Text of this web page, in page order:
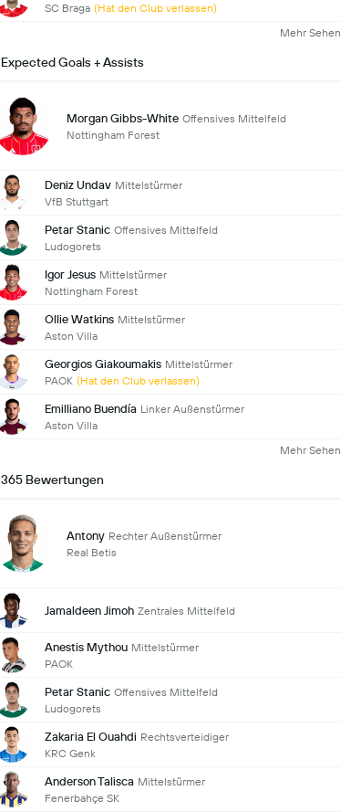
SC Braga (Hat den Club verlassen)
Mehr Sehen
Expected Goals + Assists
Morgan Gibbs-White Offensives Mittelfeld
Nottingham Forest
Deniz Undav Mittelstürmer
VfB Stuttgart
Petar Stanic Offensives Mittelfeld
Ludogorets
Igor Jesus Mittelstürmer
Nottingham Forest
Ollie Watkins Mittelstürmer
Aston Villa
Georgios Giakoumakis Mittelstürmer
PAOK (Hat den Club verlassen)
Emilliano Buendía Linker Außenstürmer
Aston Villa
Mehr Sehen
365 Bewertungen
Antony Rechter Außenstürmer
Real Betis
Jamaldeen Jimoh Zentrales Mittelfeld
Anestis Mythou Mittelstürmer
PAOK
Petar Stanic Offensives Mittelfeld
Ludogorets
Zakaria El Ouahdi Rechtsverteidiger
KRC Genk
Anderson Talisca Mittelstürmer
Fenerbahçe SK